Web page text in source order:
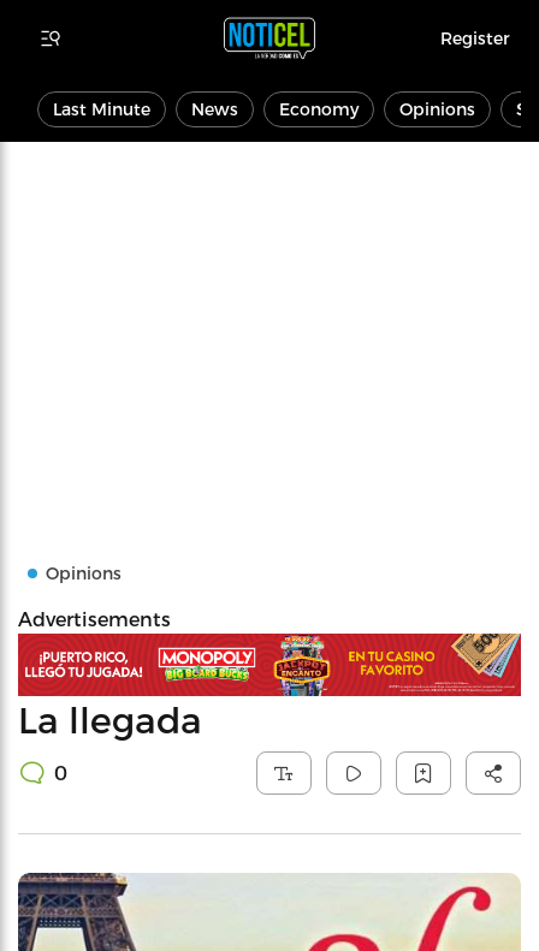
Register
Last Minute News Economy Opinions
Opinions
Advertisements
La llegada
0